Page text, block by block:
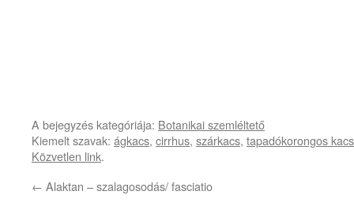
A bejegyzés kategóriája: Botanikai szemléltető
Kiemelt szavak: ágkacs, cirrhus, szárkacs, tapadókorongos kacs
Közvetlen link.
← Alaktan – szalagosodás/ fasciatio